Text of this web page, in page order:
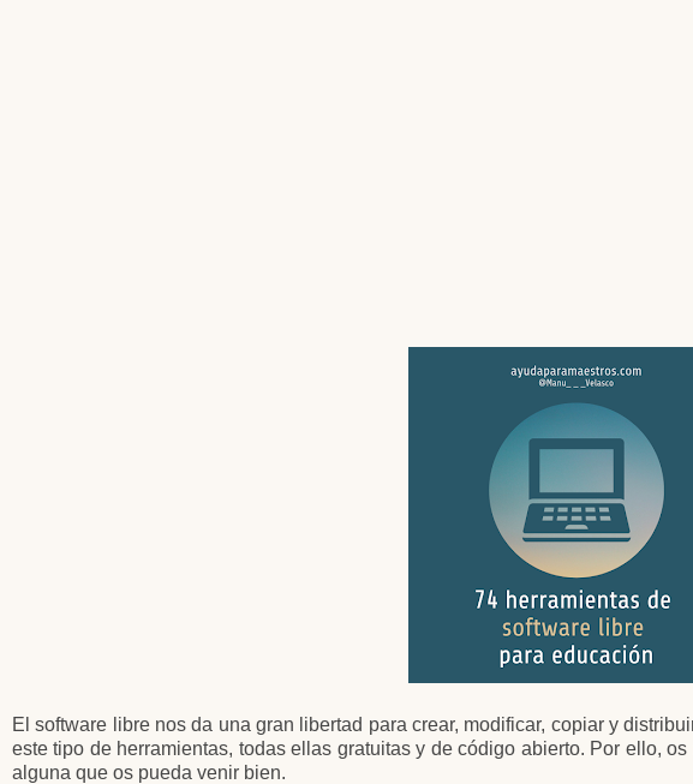
El software libre nos da una gran libertad para crear, modificar, copiar y
este tipo de herramientas, todas ellas gratuitas y de código abierto. Por ello,
alguna que os pueda venir bien.